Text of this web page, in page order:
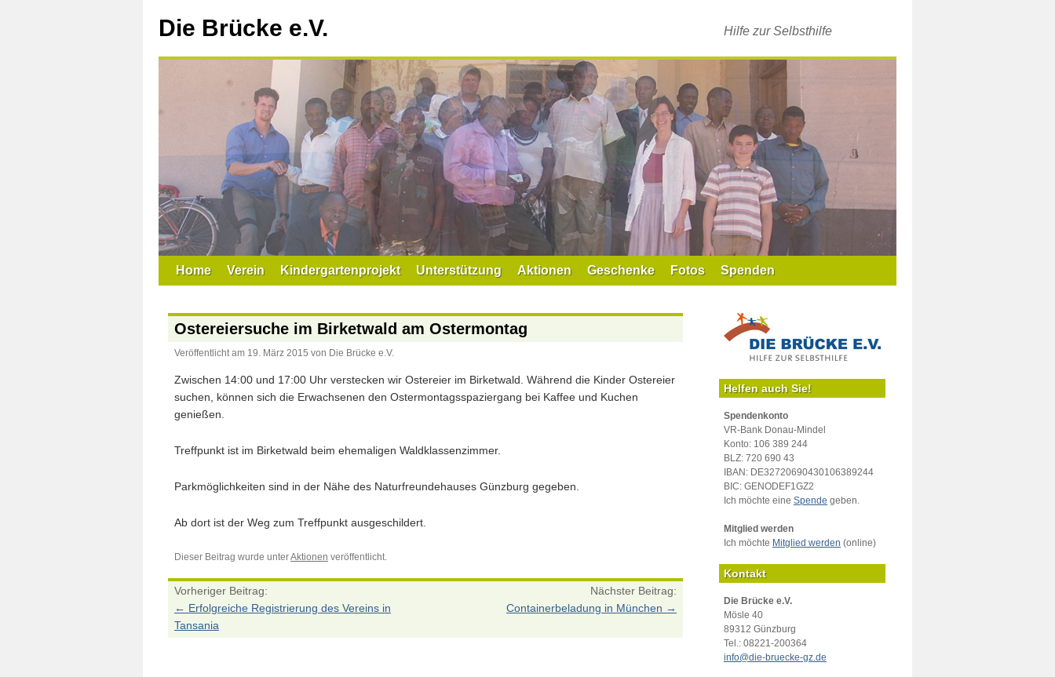
Inhalt
springen
Die Brücke e.V. Hilfe zur Selbsthilfe
Home Verein Kindergartenprojekt Unterstützung Aktionen Geschenke Fotos Spenden
Ostereiersuche im Birketwald am Ostermontag
Veröffentlicht am 19. März 2015 von Die Brücke e.V.
Zwischen 14:00 und 17:00 Uhr verstecken wir Ostereier im Birketwald. Während die Kinder Ostereier
suchen, können sich die Erwachsenen den Ostermontagsspaziergang bei Kaffee und Kuchen
genießen.
Treffpunkt ist im Birketwald beim ehemaligen Waldklassenzimmer.
Parkmöglichkeiten sind in der Nähe des Naturfreundehauses Günzburg gegeben.
Ab dort ist der Weg zum Treffpunkt ausgeschildert.
Dieser Beitrag wurde unterAktionen veröffentlicht.
Vorheriger Beitrag:
← Erfolgreiche Registrierung des Vereins in
Tansania
Nächster Beitrag:
Containerbeladung in München →
Helfen auch Sie!
Spendenkonto
VR-Bank Donau-Mindel
Konto: 106 389 244
BLZ: 720 690 43
IBAN: DE32720690430106389244
BIC: GENODEF1GZ2
Ich möchte eine Spende geben.
Mitglied werden
Ich möchte Mitglied werden (online)
Kontakt
Die Brücke e.V.
Mösle 40
89312 Günzburg
Tel.: 08221-200364
info@die-bruecke-gz.de